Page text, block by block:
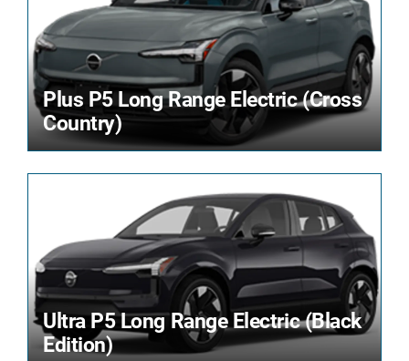
Plus P5 Long Range Electric (Cross
Country)
Ultra P5 Long Range Electric (Black
Edition)